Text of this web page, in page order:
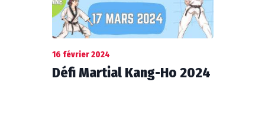
16 février 2024
Défi Martial Kang-Ho 2024